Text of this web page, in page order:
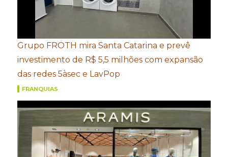
Grupo FROTH mira Santa Catarina e prevê
investimento de R$ 5,5 milhões com expansão
das redes 5àsec e LavPop
FRANQUIAS